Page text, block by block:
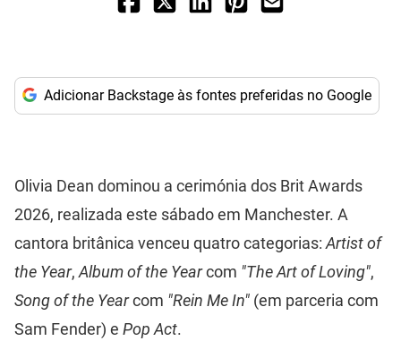
Adicionar Backstage às fontes preferidas no Google
Olivia Dean dominou a cerimónia dos Brit Awards
2026, realizada este sábado em Manchester. A
cantora britânica venceu quatro categorias: Artist of
the Year, Album of the Yearcom "The Art of Loving",
Song of the Yearcom "Rein Me In" (em parceria com
Sam Fender) e Pop Act.